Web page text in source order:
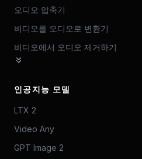
오디오 압축기
비디오를 오디오로 변환기
비디오에서 오디오 제거하기
인공지능 모델
LTX 2
Video Any
GPT Image 2